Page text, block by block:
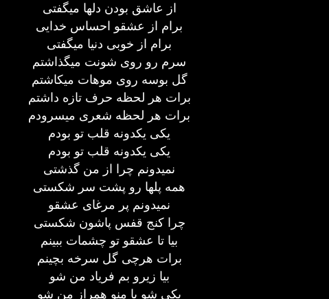
از عاشق بودن دلها میگفتی
برام از عشقو احساس خدایی
برام از خوبی دنیا میگفتی
سرم رو روی شونت میگذاشتم
گل بوسه روی موهات میکاشتم
برات هر لحظه حرف تازه داشتم
برات هر لحظه شعری میسرودم
یکی یکدونه قلب تو بودم
یکی یکدونه قلب تو بودم
نمیدونم چرا از من گذشتی
همه پلها رو پشت سر شکستی
نمیدونم پر مرغای عشقو
چرا کنج قفس پاشون شکستی
بیا تا عشقو تو چشمات ببینم
برات هرچی گل سرخه بچینم
بیا زیرو بم فریاد من شو
یکی شو با منو همراز من شو